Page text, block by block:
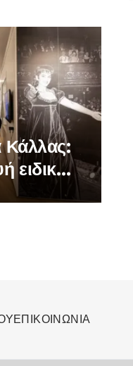
Κάλλας:
ειδική
ΕΠΙΚΟΙΝΩΝΙΑ